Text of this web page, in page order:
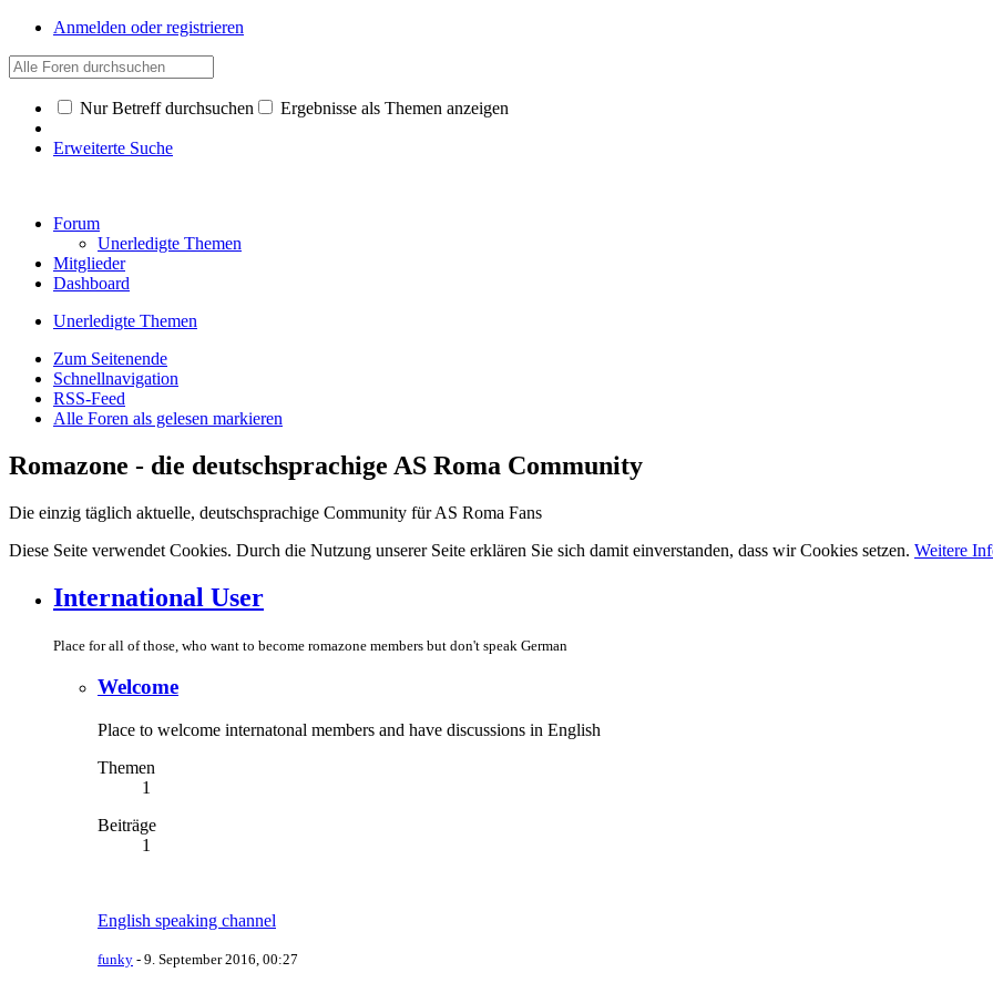
Anmelden oder registrieren
Nur Betreff durchsuchen Ergebnisse als Themen anzeigen
Erweiterte Suche
Forum
Unerledigte Themen
Mitglieder
Dashboard
Unerledigte Themen
Zum Seitenende
Schnellnavigation
RSS-Feed
Alle Foren als gelesen markieren
Romazone - die deutschsprachige AS Roma Community
Die einzig täglich aktuelle, deutschsprachige Community für AS Roma Fans
Diese Seite verwendet Cookies. Durch die Nutzung unserer Seite erklären Sie sich damit einverstanden, dass wir Cookies setzen. Weitere
International User
Place for all of those, who want to become romazone members but don't speak German
Welcome
Place to welcome internatonal members and have discussions in English
Themen
1
Beiträge
1
English speaking channel
funky - 9. September 2016, 00:27